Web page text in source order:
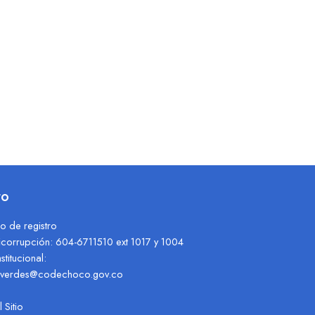
de registro
604-6711510 ext 1017 y 1004
Sitio